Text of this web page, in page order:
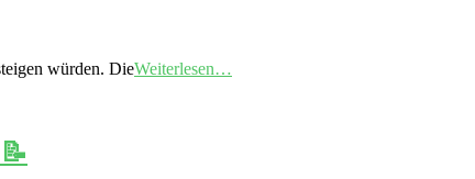
würden. DieWeiterlesen…